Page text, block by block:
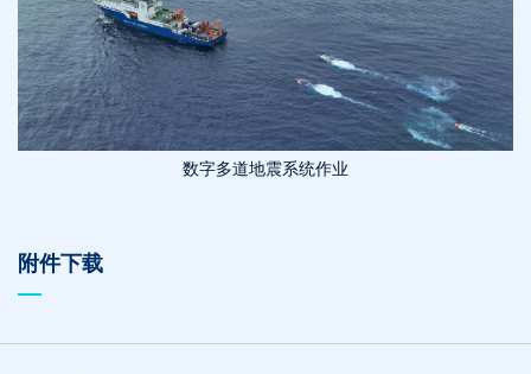
数字多道地震系统作业
附件下载